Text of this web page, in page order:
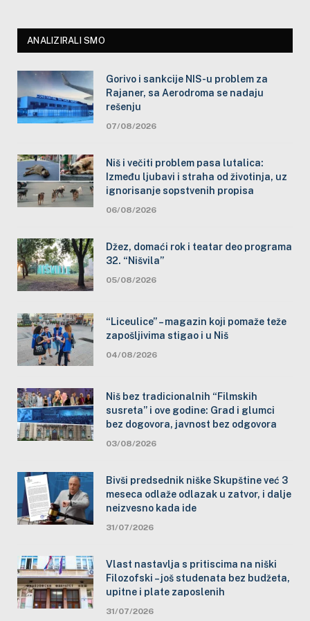
ANALIZIRALI SMO
Gorivo i sankcije NIS-u problem za
Rajaner, sa Aerodroma se nadaju
rešenju
07/08/2026
Niš i večiti problem pasa lutalica:
Između ljubavi i straha od životinja, uz
ignorisanje sopstvenih propisa
06/08/2026
Džez, domaći rok i teatar deo programa
32. “Nišvila”
05/08/2026
“Liceulice” – magazin koji pomaže teže
zapošljivima stigao i u Niš
04/08/2026
Niš bez tradicionalnih “Filmskih
susreta” i ove godine: Grad i glumci
bez dogovora, javnost bez odgovora
03/08/2026
Bivši predsednik niške Skupštine već 3
meseca odlaže odlazak u zatvor, i dalje
neizvesno kada ide
31/07/2026
Vlast nastavlja s pritiscima na niški
Filozofski – još studenata bez budžeta,
upitne i plate zaposlenih
31/07/2026